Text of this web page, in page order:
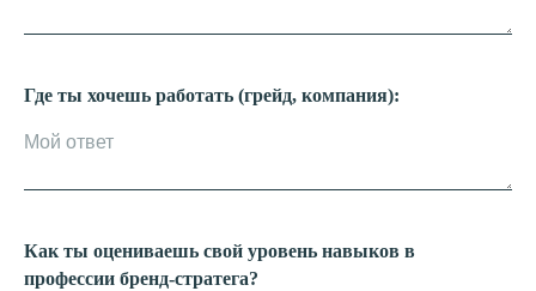
Где ты хочешь работать (грейд, компания):
Как ты оцениваешь свой уровень навыков в
профессии бренд-стратега?